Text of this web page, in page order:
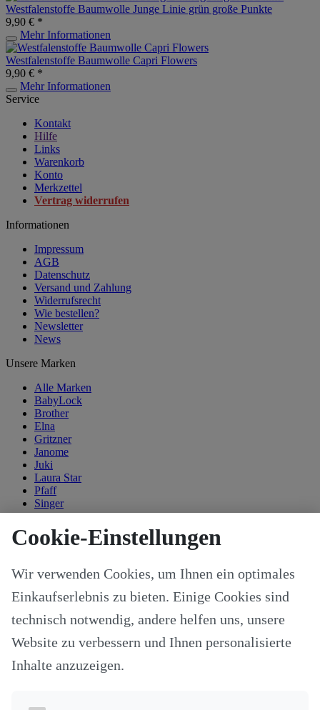
Westfalenstoffe Baumwolle Junge Linie grün große Punkte
9,90 € *
Mehr Informationen
Westfalenstoffe Baumwolle Capri Flowers
9,90 € *
Mehr Informationen
Service
Kontakt
Hilfe
Links
Warenkorb
Konto
Merkzettel
Vertrag widerrufen
Informationen
Impressum
AGB
Datenschutz
Versand und Zahlung
Widerrufsrecht
Wie bestellen?
Newsletter
News
Unsere Marken
Alle Marken
BabyLock
Brother
Elna
Gritzner
Janome
Juki
Laura Star
Pfaff
Singer
Kategorien
Nähzubehör
Ersatzteile
Stricken und Häkeln
Schneideplotter und Zubehör
Sticksoftware
Unsere Hersteller
Newsletter
Cookie-Einstellungen
Wir verwenden Cookies, um Ihnen ein optimales
Einkaufserlebnis zu bieten. Einige Cookies sind
technisch notwendig, andere helfen uns, unsere
Website zu verbessern und Ihnen personalisierte
Inhalte anzuzeigen.